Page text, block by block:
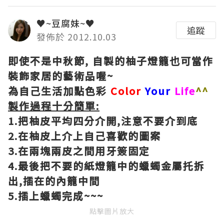
♥~豆腐妹~♥
發佈於 2012.10.03
追蹤
即使不是中秋節, 自製的柚子燈籠也可當作
裝飾家居的藝術品喔~
為自己生活加點色彩 Color Your Life^^
製作過程十分簡單:
1.把柚皮平均四分介開,注意不要介到底
2.在柚皮上介上自己喜歡的圖案
3.在兩塊兩皮之間用牙簽固定
4.最後把不要的紙燈籠中的蠟蠋金屬托拆
出,插在的內籠中間
5.插上蠟蠋完成~~~
點擊圖片放大